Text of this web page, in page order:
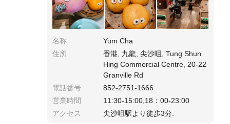
名称
Yum Cha
住所
香港, 九龍, 尖沙咀, Tung Shun
Hing Commercial Centre, 20-22
Granville Rd
電話番号
852-2751-1666
営業時間
11:30-15:00,18：00-23:00
アクセス
尖沙咀駅より徒歩3分.